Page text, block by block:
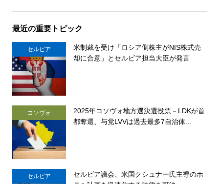
最近の重要トピック
セルビア
米制裁を受け「ロシア側株主がNIS株式売
却に合意」とセルビア担当大臣が発言
コソヴォ
2025年コソヴォ地方選決選投票－LDKが首
都奪還、与党LVVは過去最多7自治体...
セルビア
セルビア議会、米国クシュナー氏主導のホ